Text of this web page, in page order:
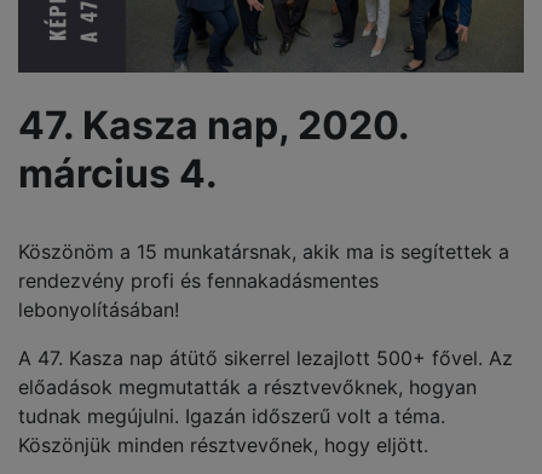
47. Kasza nap, 2020.
március 4.
Köszönöm a 15 munkatársnak, akik ma is segítettek a
rendezvény profi és fennakadásmentes
lebonyolításában!
A 47. Kasza nap átütő sikerrel lezajlott 500+ fővel. Az
előadások megmutatták a résztvevőknek, hogyan
tudnak megújulni. Igazán időszerű volt a téma.
Köszönjük minden résztvevőnek, hogy eljött.